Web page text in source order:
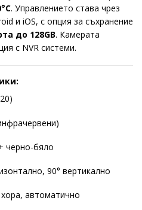
. Управлението става чрез
и iOS, с опция за съхранение
до 128GB. Камерата
с NVR системи.
черно-бяло
90° вертикално
автоматично